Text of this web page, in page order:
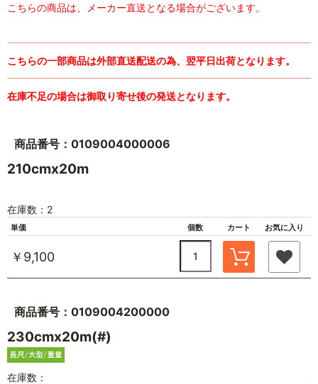
こちらの商品は、メーカー直送となる場合がございます。
こちらの一部商品は外部直送配送の為、翌平日出荷となります。
在庫不足の場合は御取り寄せ後の発送となります。
商品番号：0109004000006
210cmx20m
在庫数：2
単価 個数 カート お気に入り
￥9,100
商品番号：0109004200000
230cmx20m(#)
在庫数：